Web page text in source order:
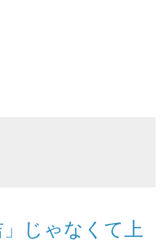
」じゃなくて上